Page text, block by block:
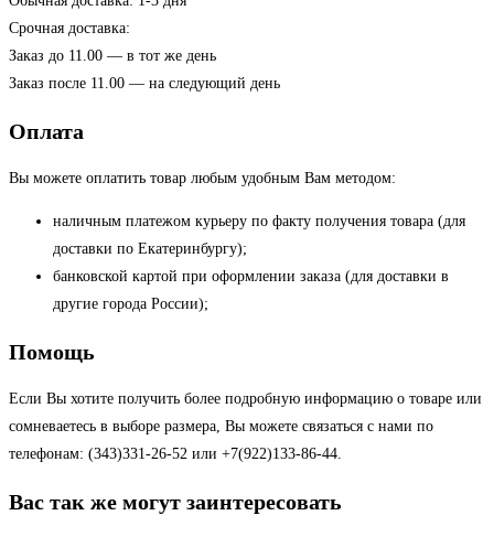
Срочная доставка:
Заказ до 11.00 — в тот же день
Заказ после 11.00 — на следующий день
Оплата
Вы можете оплатить товар любым удобным Вам методом:
наличным платежом курьеру по факту получения товара (для
доставки по Екатеринбургу);
банковской картой при оформлении заказа (для доставки в
другие города России);
Помощь
Если Вы хотите получить более подробную информацию о товаре или
сомневаетесь в выборе размера, Вы можете связаться с нами по
телефонам: (343)331-26-52 или +7(922)133-86-44.
Вас так же могут заинтересовать